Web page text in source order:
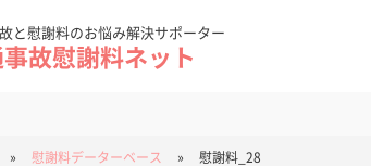
と慰謝料のお悩み解決サポーター
故慰謝料ネット
» 慰謝料データーベース » 慰謝料_28